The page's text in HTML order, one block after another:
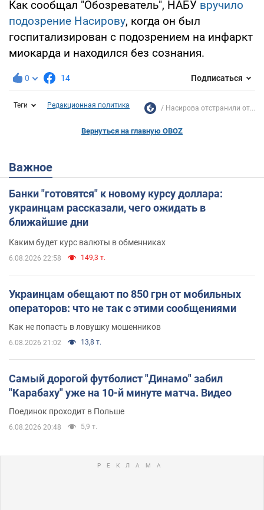
Как сообщал "Обозреватель", НАБУ вручило
подозрение Насирову, когда он был
госпитализирован с подозрением на инфаркт
миокарда и находился без сознания.
0 14 Подписаться
Теги Редакционная политика Насирова отстранили от...
Вернуться на главную OBOZ
Важное
Банки "готовятся" к новому курсу доллара:
украинцам рассказали, чего ожидать в
ближайшие дни
Каким будет курс валюты в обменниках
6.08.2026 22:58 149,3 т.
Украинцам обещают по 850 грн от мобильных
операторов: что не так с этими сообщениями
Как не попасть в ловушку мошенников
6.08.2026 21:02 13,8 т.
Самый дорогой футболист "Динамо" забил
"Карабаху" уже на 10-й минуте матча. Видео
Поединок проходит в Польше
6.08.2026 20:48 5,9 т.